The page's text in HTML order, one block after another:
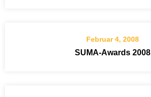
Februar 4, 2008
SUMA-Awards 2008